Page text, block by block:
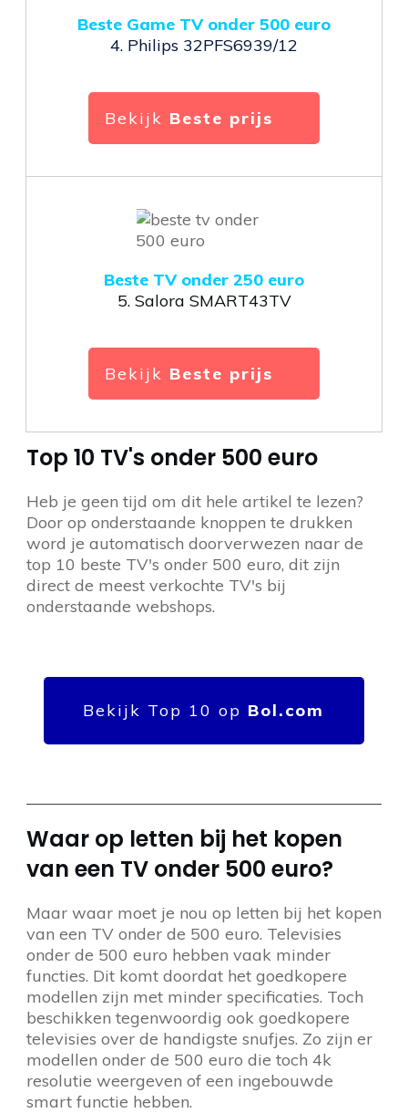
Beste Game TV onder 500 euro
4. Philips 32PFS6939/12
Bekijk Beste prijs
Beste TV onder 250 euro
5. Salora SMART43TV
Bekijk Beste prijs
Top 10 TV's onder 500 euro
Heb je geen tijd om dit hele artikel te lezen?
Door op onderstaande knoppen te drukken
word je automatisch doorverwezen naar de
top 10 beste TV's onder 500 euro, dit zijn
direct de meest verkochte TV's bij
onderstaande webshops.
Bekijk Top 10 op Bol.com
Waar op letten bij het kopen
van een TV onder 500 euro?
Maar waar moet je nou op letten bij het kopen
van een TV onder de 500 euro. Televisies
onder de 500 euro hebben vaak minder
functies. Dit komt doordat het goedkopere
modellen zijn met minder specificaties. Toch
beschikken tegenwoordig ook goedkopere
televisies over de handigste snufjes. Zo zijn er
modellen onder de 500 euro die toch 4k
resolutie weergeven of een ingebouwde
smart functie hebben.